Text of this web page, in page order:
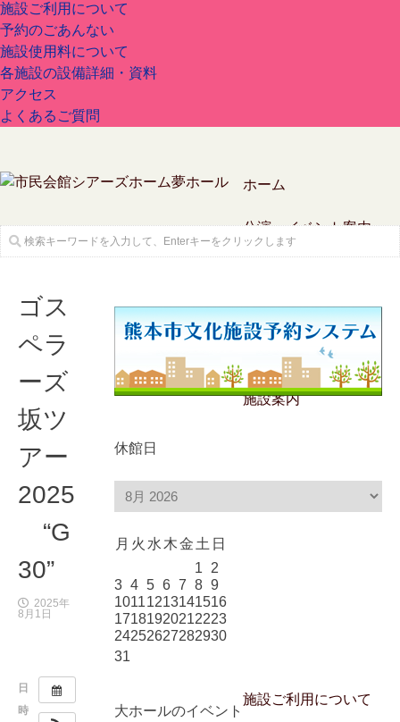
施設ご利用について
予約のごあんない
施設使用料について
各施設の設備詳細・資料
アクセス
よくあるご質問
ホーム
公演・イベント案内
チケットガイド
施設案内
施設ご利用について
ゴス
ペラ
ーズ
坂ツ
アー
2025
“G
30”
2025年
8月1日
日
時
休館日
月 火 水 木金 土 日
1
2
3 4 5 6 7 8 9
10111213141516
17181920212223
24252627282930
31
大ホールのイベント